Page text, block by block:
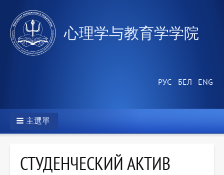
心理学与教育学学院
主選單
СТУДЕНЧЕСКИЙ АКТИВ